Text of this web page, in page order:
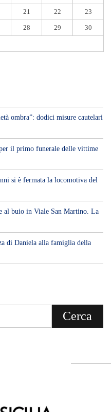
21 22 23
28 29 30
ombra”: dodici misure cautelari
il primo funerale delle vittime
si è fermata la locomotiva del
al buio in Viale San Martino. La
di Daniela alla famiglia della